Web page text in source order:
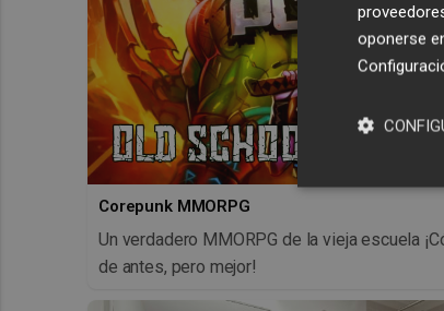
Corepunk MMORPG
Un verdadero MMORPG de la vieja escuela
de antes, pero mejor!
oponerse